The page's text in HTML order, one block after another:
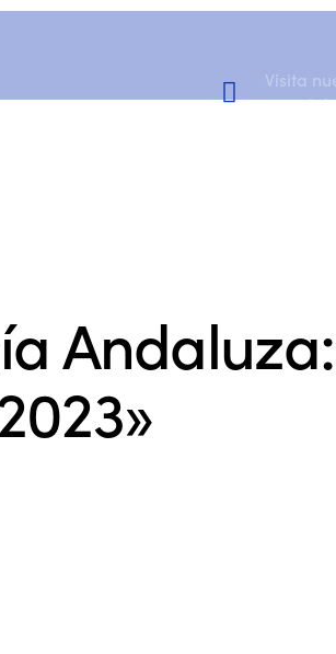
Visita
Canal
Andaluza: